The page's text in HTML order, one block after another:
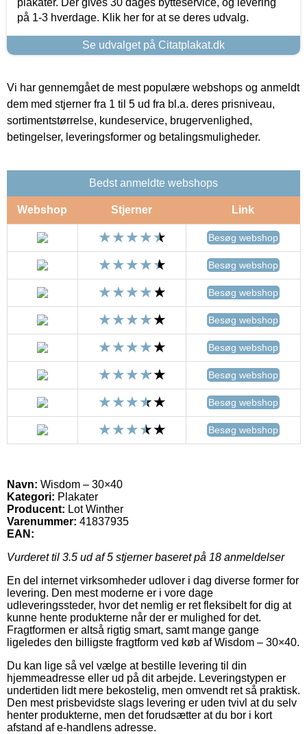
på 1-3 hverdage. Klik her for at se deres udvalg.
Se udvalget på Citatplakat.dk
Vi har gennemgået de mest populære webshops og anmeldt
dem med stjerner fra 1 til 5 ud fra bl.a. deres prisniveau,
sortimentstørrelse, kundeservice, brugervenlighed,
betingelser, leveringsformer og betalingsmuligheder.
Bedst anmeldte webshops
Webshop Stjerner Link
Besøg webshop
Besøg webshop
Besøg webshop
Besøg webshop
Besøg webshop
Besøg webshop
Besøg webshop
Besøg webshop
Navn: Wisdom – 30×40
Kategori: Plakater
Producent: Lot Winther
Varenummer: 41837935
EAN:
Vurderet til 3.5 ud af 5 stjerner baseret på 18 anmeldelser
En del internet virksomheder udlover i dag diverse former for
levering. Den mest moderne er i vore dage
udleveringssteder, hvor det nemlig er ret fleksibelt for dig at
kunne hente produkterne når der er mulighed for det.
Fragtformen er altså rigtig smart, samt mange gange
ligeledes den billigste fragtform ved køb af Wisdom – 30×40.
Du kan lige så vel vælge at bestille levering til din
hjemmeadresse eller ud på dit arbejde. Leveringstypen er
undertiden lidt mere bekostelig, men omvendt ret så praktisk.
Den mest prisbevidste slags levering er uden tvivl at du selv
henter produkterne, men det forudsætter at du bor i kort
afstand af e-handlens adresse.